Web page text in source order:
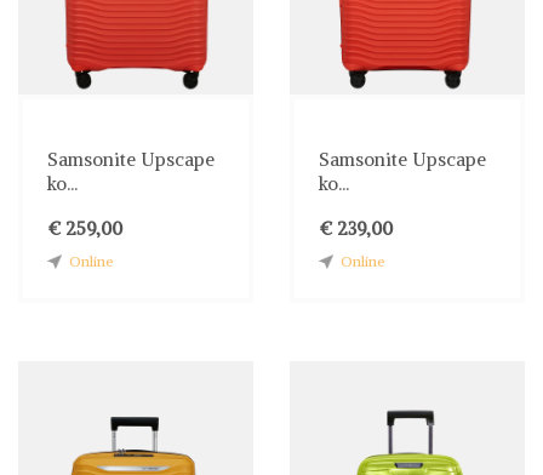
Samsonite Upscape
ko...
€ 259,00
Online
Samsonite Upscape
ko...
€ 239,00
Online